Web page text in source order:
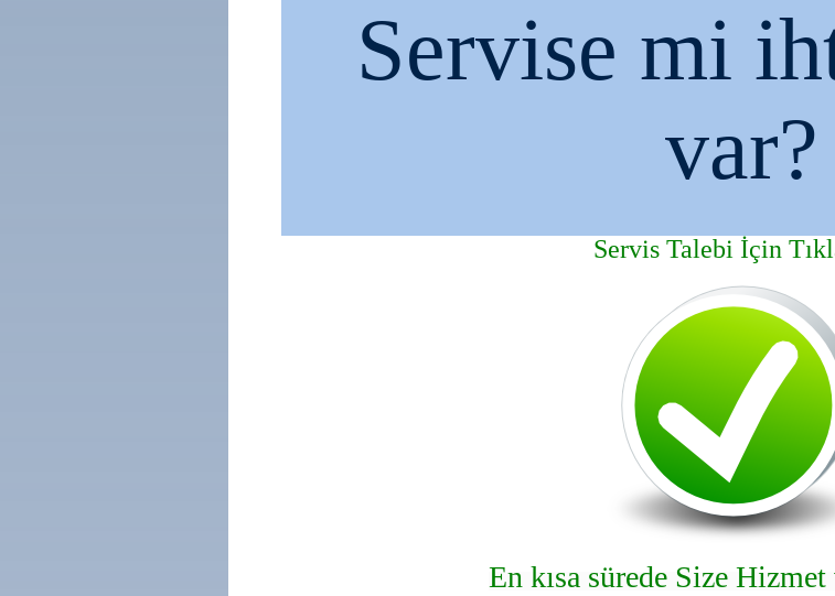
Servise mi
var?
Servis Talebi İçin
En kısa sürede Size